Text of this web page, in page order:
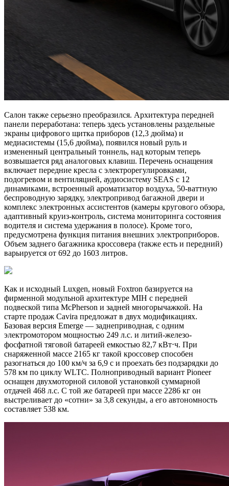
Салон также серьезно преобразился. Архитектура передней
панели переработана: теперь здесь установлены раздельные
экраны цифрового щитка приборов (12,3 дюйма) и
медиасистемы (15,6 дюйма), появился новый руль и
измененный центральный тоннель, над которым теперь
возвышается ряд аналоговых клавиш. Перечень оснащения
включает передние кресла с электрорегулировками,
подогревом и вентиляцией, аудиосистему SEAS с 12
динамиками, встроенный ароматизатор воздуха, 50-ваттную
беспроводную зарядку, электропривод багажной двери и
комплекс электронных ассистентов (камеры кругового обзора,
адаптивный круиз-контроль, система мониторинга состояния
водителя и система удержания в полосе). Кроме того,
предусмотрена функция питания внешних электроприборов.
Объем заднего багажника кроссовера (также есть и передний)
варьируется от 692 до 1603 литров.
Как и исходный Luxgen, новый Foxtron базируется на
фирменной модульной архитектуре MIH с передней
подвеской типа McPherson и задней многорычажкой. На
старте продаж Cavira предложат в двух модификациях.
Базовая версия Emerge — заднеприводная, с одним
электромотором мощностью 249 л.с. и литий-железо-
фосфатной тяговой батареей емкостью 82,7 кВт⋅ч. При
снаряженной массе 2165 кг такой кроссовер способен
разогнаться до 100 км/ч за 6,9 с и проехать без подзарядки до
578 км по циклу WLTC. Полноприводный вариант Pioneer
оснащен двухмоторной силовой установкой суммарной
отдачей 468 л.с. С той же батареей при массе 2286 кг он
выстреливает до «сотни» за 3,8 секунды, а его автономность
составляет 538 км.